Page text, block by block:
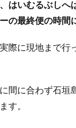
はいむるぶし
の最終便の時間
際に現地まで行
間に合わず石垣
す。